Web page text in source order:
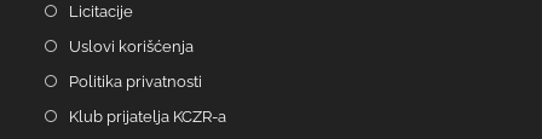
Licitacije
Uslovi korišćenja
Politika privatnosti
Klub prijatelja KCZR-a